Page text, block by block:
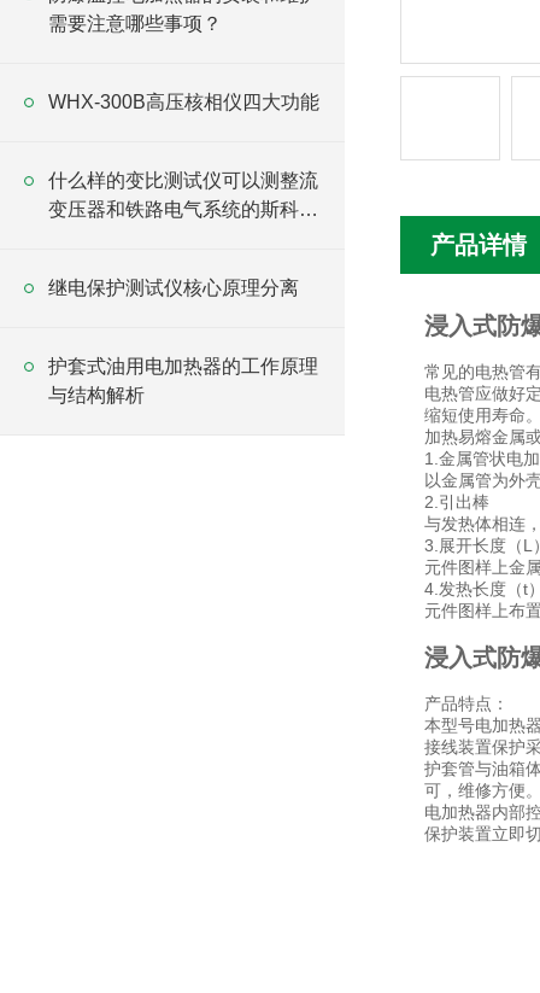
需要注意哪些事项？
WHX-300B高压核相仪四大功能
什么样的变比测试仪可以测整流
变压器和铁路电气系统的斯科特
继电保护测试仪核心原理分离
护套式油用电加热器的工作原理
与结构解析
产品详情
浸入式防
常见的电热管
电热管应做好
缩短使用寿命
加热易熔金属
1.金属管状电
以金属管为外
2.引出棒
与发热体相连
3.展开长度（L
元件图样上金
4.发热长度（t
元件图样上布
浸入式防
产品特点：
本型号电加热
接线装置保护
护套管与油箱
可，维修方便
电加热器内部
保护装置立即